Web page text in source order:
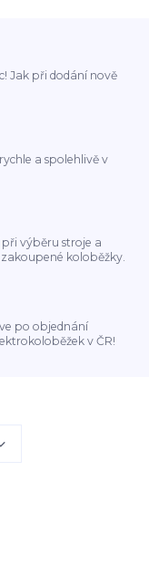
Jak při dodání nově
a spolehlivě v
výběru stroje a
koloběžky.
po objednání
v ČR!